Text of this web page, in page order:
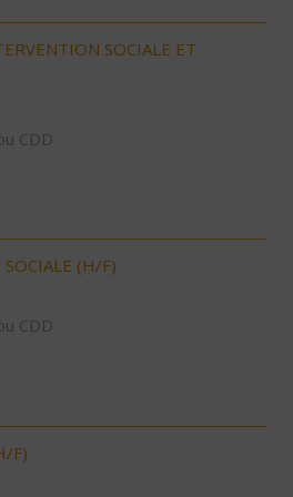
SOCIALE ET
CDD
(H/F)
CDD
F)